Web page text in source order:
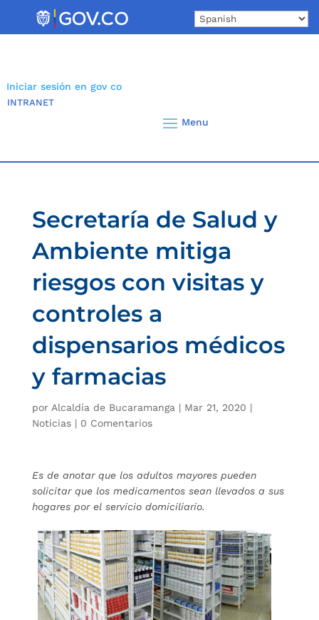
Iniciar sesión en gov co
INTRANET
Secretaría de Salud y
Ambiente mitiga
riesgos con visitas y
controles a
dispensarios médicos
y farmacias
por Alcaldía de Bucaramanga | Mar 21, 2020 |
Noticias| 0 Comentarios
Es de anotar que los adultos mayores pueden
solicitar que los medicamentos sean llevados a sus
hogares por el servicio domiciliario.